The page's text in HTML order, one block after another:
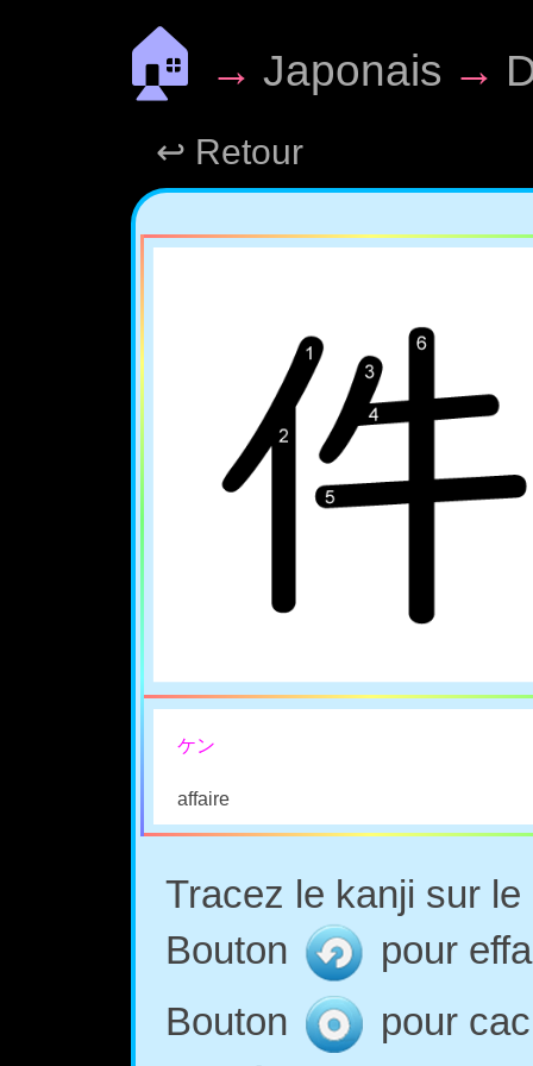
🏠 → Japonais →
↩ Retour
ケン
affaire
Tracez le kanji sur
Bouton
pour
Bouton
pour